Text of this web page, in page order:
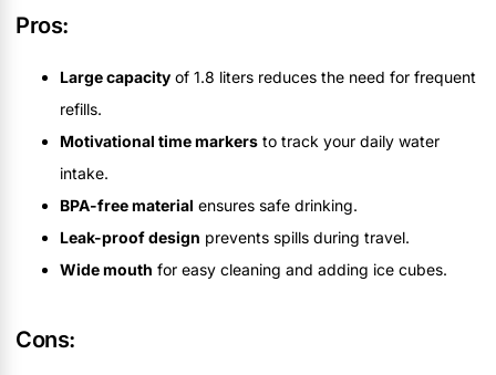
Pros:
Large capacity of 1.8 liters reduces the need for frequent
refills.
Motivational time markers to track your daily water
intake.
BPA-free material ensures safe drinking.
Leak-proof design prevents spills during travel.
Wide mouth for easy cleaning and adding ice cubes.
Cons: